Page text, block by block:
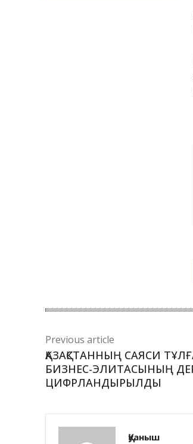
Previous article
ҚАЗАҚСТАННЫҢ САЯСИ
БИЗНЕС-ЭЛИТАСЫНЫҢ
ЦИФРЛАНДЫРЫЛДЫ
Қуаныш